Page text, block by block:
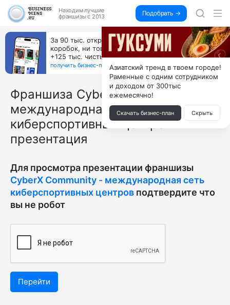
Находим лучшие
франшизы с 2013
Подобрать →
За 90 тыс. открой магазин на Авито, дома ни
коробок, ни товара, ни склада, зато каждый месяц
+125 тыс. чистыми
получить бизнес-план ↓
Франшиза CyberX Community -
международная сеть
киберспортивных центров -
презентация
Для просмотра презентации франшизы
CyberX Community - международная сеть
киберспортивных центров подтвердите что
вы не робот
Перейти
Азиатский тренд в твоем городе!
Раменные с одним сотрудником
и доходом от 300тыс
ежемесячно!
Скачать бизнес-план Скрыть